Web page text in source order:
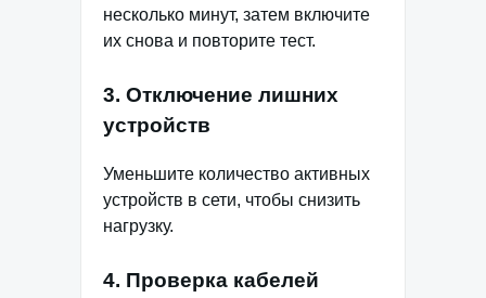
несколько минут, затем включите
их снова и повторите тест.
3. Отключение лишних
устройств
Уменьшите количество активных
устройств в сети, чтобы снизить
нагрузку.
4. Проверка кабелей